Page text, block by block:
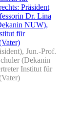
Jun.-Prof.
(Dekanin
Institut für